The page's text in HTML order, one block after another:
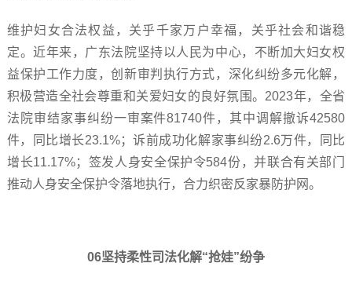
维护妇女合法权益，关乎千家万户幸福，关乎社会和谐稳
定。近年来，广东法院坚持以人民为中心，不断加大妇女权
益保护工作力度，创新审判执行方式，深化纠纷多元化解，
积极营造全社会尊重和关爱妇女的良好氛围。2023年，全省
法院审结家事纠纷一审案件81740件，其中调解撤诉42580
件，同比增长23.1%；诉前成功化解家事纠纷2.6万件，同比
增长11.17%；签发人身安全保护令584份，并联合有关部门
推动人身安全保护令落地执行，合力织密反家暴防护网。
06坚持柔性司法化解“抢娃”纷争